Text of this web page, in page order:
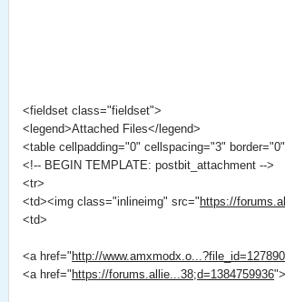
<fieldset class="fieldset">
<legend>Attached Files</legend>
<table cellpadding="0" cellspacing="3"
<!-- BEGIN TEMPLATE: postbit_attachment -->
<tr>
<td><img class="inlineimg" src="https://
<td>
<a href="http://www.amxmodx.o...?file_id=127890
<a href="https://forums.allie...38;d=1384759936